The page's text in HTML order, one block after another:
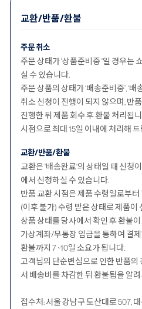
교환/반품/환불
주문 취소
주문 상태가 '상품준비중 '일 경우는
실 수 있습니다.
주문 상품의 상태가 ‘배송준비중’, ‘배
취소 신청이 진행이 되지 않으며, 반
진행한 뒤 제품 회수 후 환불 처리됩
시점으로 최대 15일 이내에 처리해
교환/반품/환불
교환은 '배송완료'의 상태일 때 신청
에서 신청하실 수 있습니다.
반품 교환 시점은 제품 수령일로부
(이후 불가) 수령 받은 상태로 제품이
상품 상태를 당사에서 확인 후 환불
가상계좌/무통장 입금을 통하여 결
환불까지 7 ~10일 소요가 됩니다.
고객님의 단순변심으로 인한 반품의
서 배송비를 차감한 뒤 환불됨을 알
접수처: 서울 강남구 도산대로 507,